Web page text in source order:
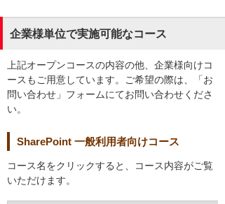
企業様単位で実施可能なコース
上記オープンコースの内容の他、企業様向けコ
ースもご用意しています。ご希望の際は、「お
問い合わせ」フォームにてお問い合わせくださ
い。
SharePoint 一般利用者向けコース
コース名をクリックすると、コース内容がご覧
いただけます。